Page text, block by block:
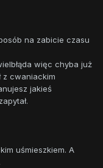
na zabicie czasu
więc chyba już
z cwaniackim
jakieś
uśmieszkiem. A